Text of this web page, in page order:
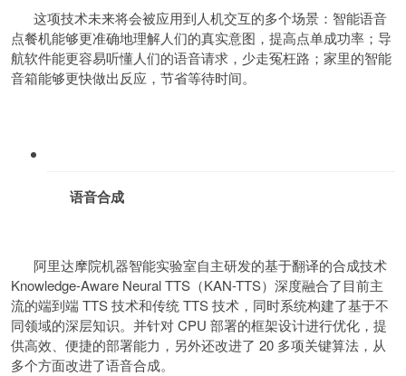
这项技术未来将会被应用到人机交互的多个场景：智能语音
点餐机能够更准确地理解人们的真实意图，提高点单成功率；导
航软件能更容易听懂人们的语音请求，少走冤枉路；家里的智能
音箱能够更快做出反应，节省等待时间。
语音合成
阿里达摩院机器智能实验室自主研发的基于翻译的合成技术
Knowledge-Aware Neural TTS（KAN-TTS）深度融合了目前主
流的端到端 TTS 技术和传统 TTS 技术，同时系统构建了基于不
同领域的深层知识。并针对 CPU 部署的框架设计进行优化，提
供高效、便捷的部署能力，另外还改进了 20 多项关键算法，从
多个方面改进了语音合成。